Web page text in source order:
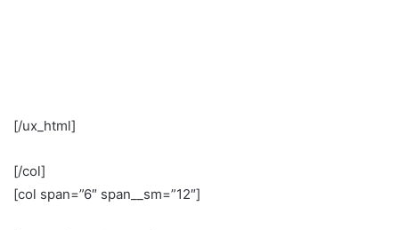
[/ux_html]
[/col]
[col span=”6″ span__sm=”12″]